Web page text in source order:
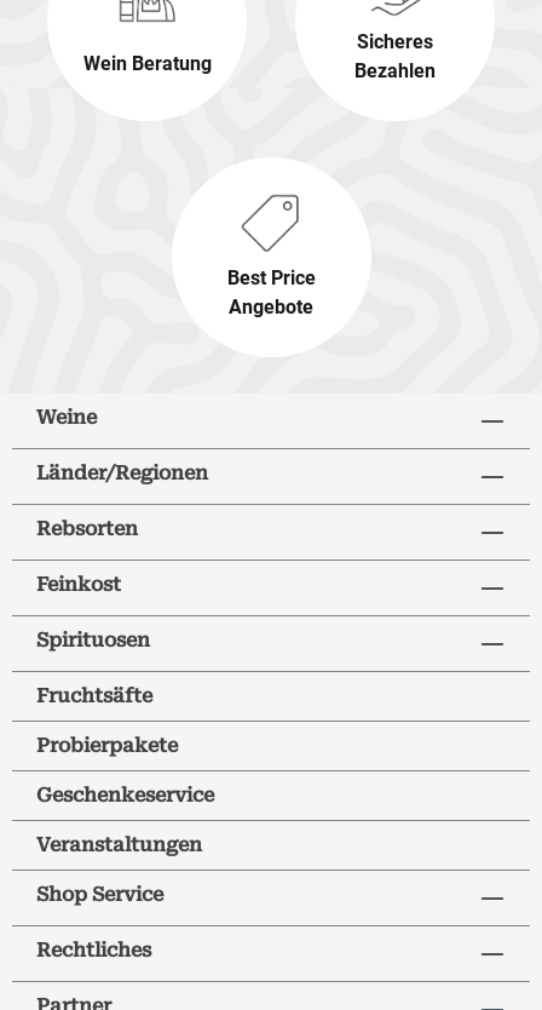
Wein Beratung
Sicheres
Bezahlen
Best Price
Angebote
Weine
Länder/Regionen
Rebsorten
Feinkost
Spirituosen
Fruchtsäfte
Probierpakete
Geschenkeservice
Veranstaltungen
Shop Service
Rechtliches